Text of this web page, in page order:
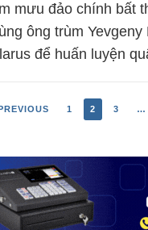
mưu đảo chính bất
ông trùm
để huấn luyện
1 2 3 …